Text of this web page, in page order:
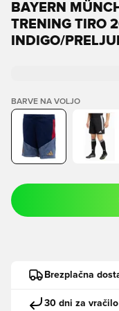
BAYERN
TRENING TIRO
INDIGO/
BARVE NA VOLJO
Brezplačna
30 dni za vračilo